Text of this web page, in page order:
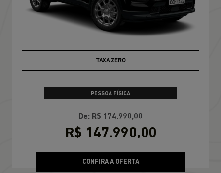
CONDIÇÃO IMPERDÍVEL
PESSOA FÍSICA
De: R$ 174.990,00
R$ 147.990,00
CONFIRA A OFERTA